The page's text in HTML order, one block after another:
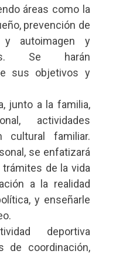
áreas como la
prevención de
y autoimagen y
Se harán
sus objetivos y
junto a la familia,
actividades
cultural familiar.
se enfatizará
de la vida
a la realidad
y enseñarle
deportiva
de coordinación,